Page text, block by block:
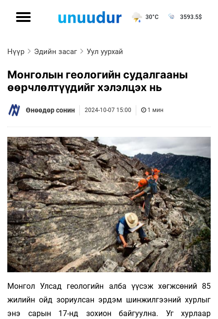
30°C 3593.5$
Нүүр Эдийн засаг Уул уурхай
Монголын геологийн судалгааны
өөрчлөлтүүдийг хэлэлцэх нь
Өнөөдөр сонин 2024-10-07 15:00 1 мин
Монгол Улсад геологийн алба үүсэж хөгжсөний 85
жилийн ойд зориулсан эрдэм шинжилгээний хурлыг
энэ сарын 17-нд зохион байгуулна. Уг хурлаар